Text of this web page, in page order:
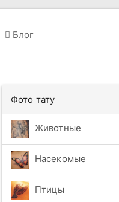
Блог
Фото тату
Животные
Насекомые
Птицы